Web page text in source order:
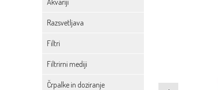
Razsvetljava
Filtri
Filtrirni mediji
Črpalke in doziranje